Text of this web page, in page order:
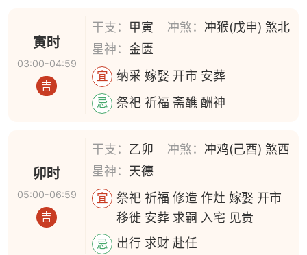
寅时
03:00-04:59
吉
干支： 甲寅 冲煞： 冲猴(戊申) 煞北
星神：金匮
宜 纳采 嫁娶 开市 安葬
忌 祭祀 祈福 斋醮 酬神
卯时
05:00-06:59
吉
干支： 乙卯 冲煞： 冲鸡(己酉) 煞西
星神： 天德
宜
祭祀 祈福 修造 作灶 嫁娶 开市
移徙 安葬 求嗣 入宅 见贵
忌 出行 求财 赴任